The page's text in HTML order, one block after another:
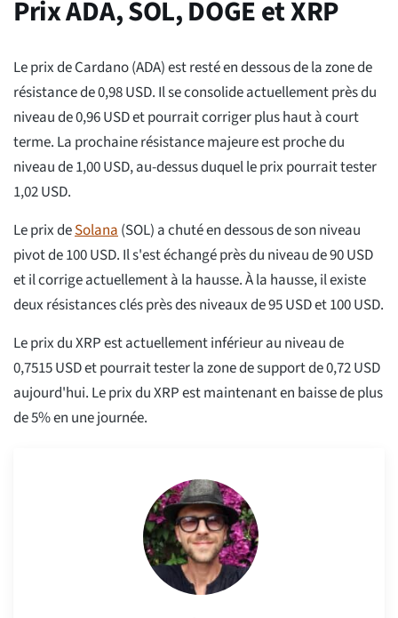
Prix ADA, SOL, DOGE et XRP
Le prix de Cardano (ADA) est resté en dessous de la zone de
résistance de 0,98 USD. Il se consolide actuellement près du
niveau de 0,96 USD et pourrait corriger plus haut à court
terme. La prochaine résistance majeure est proche du
niveau de 1,00 USD, au-dessus duquel le prix pourrait tester
1,02 USD.
Le prix deSolana (SOL) a chuté en dessous de son niveau
pivot de 100 USD. Il s'est échangé près du niveau de 90 USD
et il corrige actuellement à la hausse. À la hausse, il existe
deux résistances clés près des niveaux de 95 USD et 100 USD.
Le prix du XRP est actuellement inférieur au niveau de
0,7515 USD et pourrait tester la zone de support de 0,72 USD
aujourd'hui. Le prix du XRP est maintenant en baisse de plus
de 5% en une journée.